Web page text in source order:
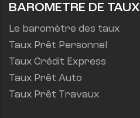
BAROMETRE DE TAUX
Le baromètre des taux
Taux Prêt Personnel
Taux Crédit Express
Taux Prêt Auto
Taux Prêt Travaux